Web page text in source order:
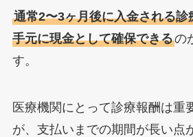
通常2〜3ヶ月後に入金される診
手元に現金として確保できるの
す。
医療機関にとって診療報酬は重
が、支払いまでの期間が長い点